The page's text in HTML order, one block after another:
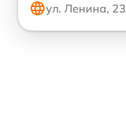
ул. Ленина, 23